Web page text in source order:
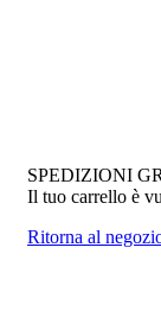
SPEDIZIONI
Il tuo carrello è
Ritorna al